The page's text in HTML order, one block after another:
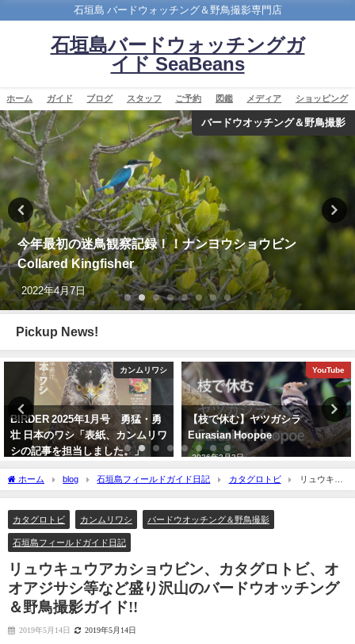
石垣島 バードウォッチング＆野鳥撮影専門店
石垣島バードウォッチングガ
イド SeaBeans
ホーム ガイド ブログ スタッフ ご予約 図鑑 メディア ショッピング
バードウオッチング＆野鳥撮影
沖縄タイムス3月24日朝刊掲載「石垣に迷鳥確認 ３例
目 ノドアカツグミ」
2026年3月25日
Pickup News!
YouTube
【枝で休む】ヤツガシラ
Eurasian Hoopoe
2026年3月3日
バードウオッチング＆野鳥撮影
今年最初の迷鳥観察記録！！ナン
ヨウショウビン Collared
Kingfisher
ホーム blog 石垣島フィールドガイド日記 カタグロトビ
リュウキュ
ウアカショウビン、カタグロトビ、オオアジサシ等など盛り沢山のバードウオッチン
カタグロトビ
カンムリワシ バードウオッチング＆野鳥撮影
石垣島フィールドガイド日記
リュウキュウアカショウビン、カタグロトビ、オ
オアジサシ等など盛り沢山のバードウオッチング
＆野鳥撮影ガイド!!
2019年5月14日 2019年5月14日